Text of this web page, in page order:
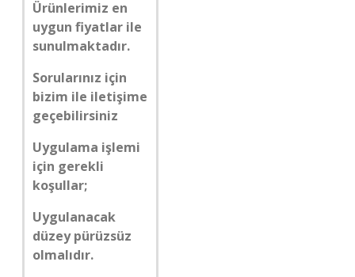
Ürünlerimiz en
uygun fiyatlar ile
sunulmaktadır.
Sorularınız için
bizim ile iletişime
geçebilirsiniz
Uygulama işlemi
için gerekli
koşullar;
Uygulanacak
düzey pürüzsüz
olmalıdır.